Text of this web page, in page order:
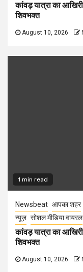
कांवड़ यात्रा का
शिवभक्त
August 10, 2026
1 min read
Newsbeat आपका शहर
न्यूज़ सोशल मीडिया वायरल
कांवड़ यात्रा का
शिवभक्त
August 10, 2026